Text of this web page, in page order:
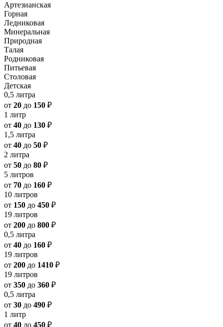
Артезианская
Горная
Ледниковая
Минеральная
Природная
Талая
Родниковая
Питьевая
Столовая
Детская
0,5 литра
от 20 до 150 ₽
1 литр
от 40 до 130 ₽
1,5 литра
от 40 до 50 ₽
2 литра
от 50 до 80 ₽
5 литров
от 70 до 160 ₽
10 литров
от 150 до 450 ₽
19 литров
от 200 до 800 ₽
0,5 литра
от 40 до 160 ₽
19 литров
от 200 до 1410 ₽
19 литров
от 350 до 360 ₽
0,5 литра
от 30 до 490 ₽
1 литр
от 40 до 450 ₽